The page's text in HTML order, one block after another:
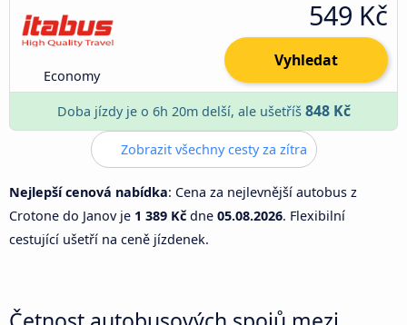
Economy
549 Kč
Vyhledat
Doba jízdy je o 6h 20m delší, ale ušetříš 848 Kč
Zobrazit všechny cesty za zítra
Nejlepší cenová nabídka: Cena za nejlevnější autobus z
Crotone do Janov je 1 389 Kč dne 05.08.2026. Flexibilní
cestující ušetří na ceně jízdenek.